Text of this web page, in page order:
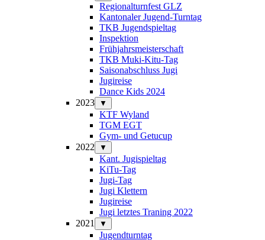
Regionalturnfest GLZ
Kantonaler Jugend-Turntag
TKB Jugendspieltag
Inspektion
Frühjahrsmeisterschaft
TKB Muki-Kitu-Tag
Saisonabschluss Jugi
Jugireise
Dance Kids 2024
2023
▼
KTF Wyland
TGM EGT
Gym- und Getucup
2022
▼
Kant. Jugispieltag
KiTu-Tag
Jugi-Tag
Jugi Klettern
Jugireise
Jugi letztes Traning 2022
2021
▼
Jugendturntag